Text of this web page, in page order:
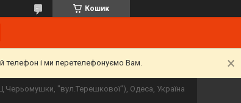
Кошик
телефон і ми перетелефонуємо Вам.
Черьомушки, "вул.Терешкової"), Одеса, Україна